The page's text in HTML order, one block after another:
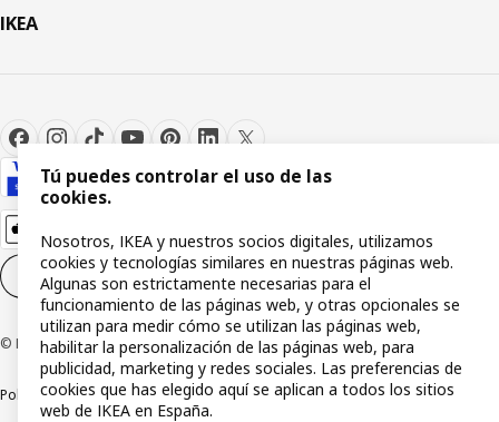
IKEA
Configuración de cookies ES
© Inter IKEA Systems B.V 1999-2026
Política de privacidadPolítica de cookiesTérminos y condiciones
Tú puedes controlar el uso de las
cookies.
Nosotros, IKEA y nuestros socios digitales, utilizamos
cookies y tecnologías similares en nuestras páginas web.
Algunas son estrictamente necesarias para el
funcionamiento de las páginas web, y otras opcionales se
utilizan para medir cómo se utilizan las páginas web,
habilitar la personalización de las páginas web, para
publicidad, marketing y redes sociales. Las preferencias de
cookies que has elegido aquí se aplican a todos los sitios
web de IKEA en España.